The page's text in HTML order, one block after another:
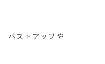
バストアップや